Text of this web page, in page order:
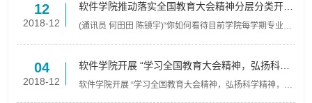
12
2018-12
软件学院推动落实全国教育大会精神分层分类开展
学生培养状况调研
(通讯员 何田田 陈镜宇)“你如何看待目前学院每学期专业课
04
2018-12
软件学院开展 “学习全国教育大会精神，弘扬科学
精神，恪守学术道德”研讨会
软件学院开展 “学习全国教育大会精神，弘扬科学精神，恪